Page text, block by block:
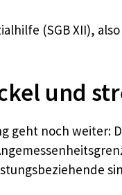
(SGB XII),
und
geht noch weiter: